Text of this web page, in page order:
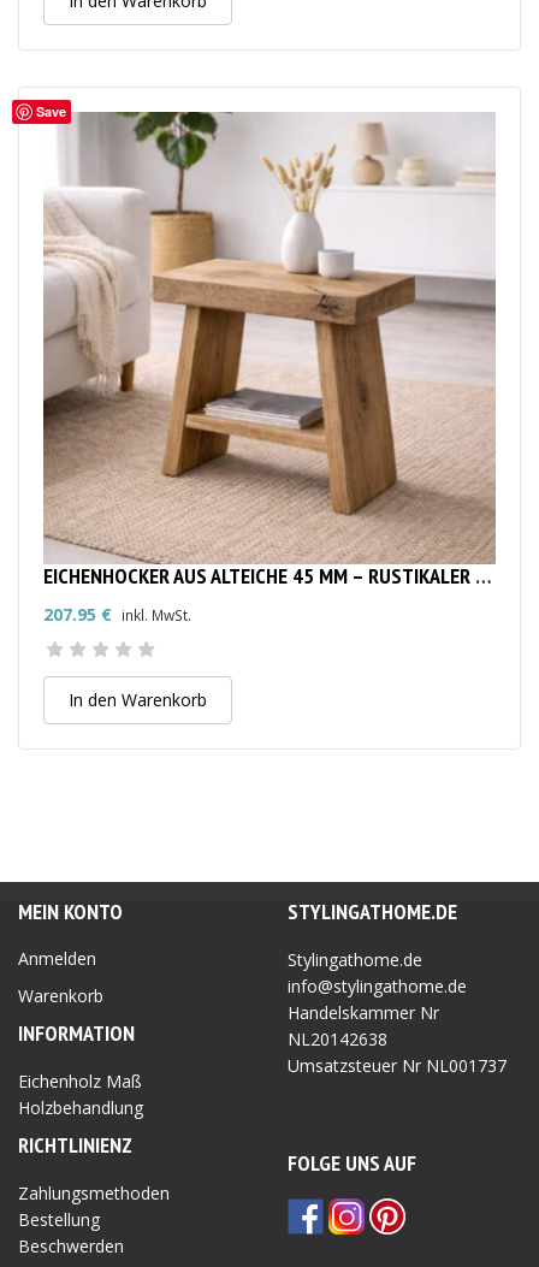
Save
EICHENHOCKER AUS ALTEICHE 45 MM – RUSTIKALER MASSIVHOLZ-HOCKER
207.95 € inkl. MwSt.
In den Warenkorb
MEIN KONTO
Anmelden
Warenkorb
INFORMATION
Eichenholz Maß
Holzbehandlung
RICHTLINIENZ
Zahlungsmethoden
Bestellung
Beschwerden
STYLINGATHOME.DE
Stylingathome.de
info@stylingathome.de
Handelskammer Nr
NL20142638
Umsatzsteuer Nr NL001737
FOLGE UNS AUF